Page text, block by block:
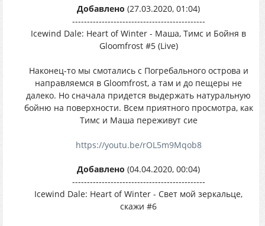
Добавлено (27.03.2020, 01:04)
---------------------------------------------
Icewind Dale: Heart of Winter - Маша, Тимс и Бойня в
Gloomfrost #5 (Live)
Наконец-то мы смотались с Погребального острова и
направляемся в Gloomfrost, а там и до пещеры не
далеко. Но сначала придется выдержать натуральную
бойню на поверхности. Всем приятного просмотра, как
Тимс и Маша переживут сие
https://youtu.be/rOL5m9Mqob8
Добавлено (04.04.2020, 00:04)
---------------------------------------------
Icewind Dale: Heart of Winter - Свет мой зеркальце,
скажи #6